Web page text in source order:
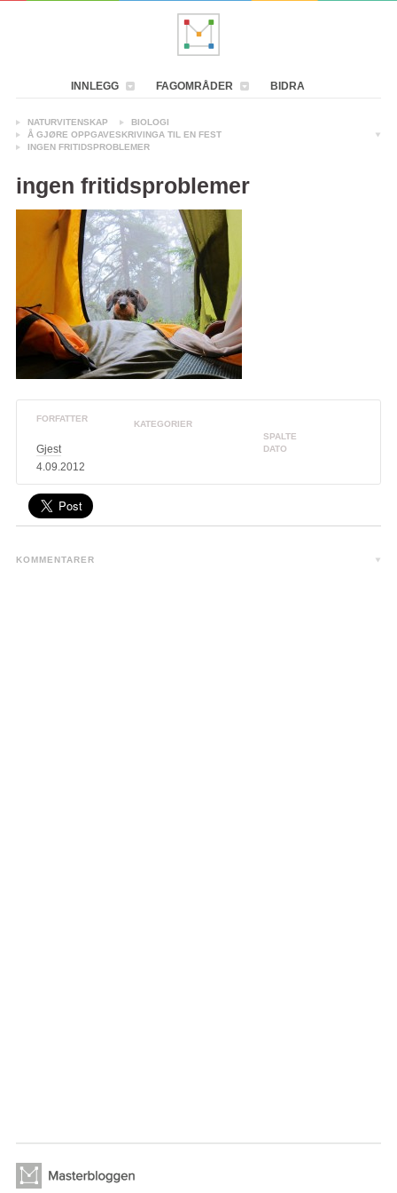
INNLEGG FAGOMRÅDER BIDRA
NATURVITENSKAP
BIOLOGI
Å GJØRE OPPGAVESKRIVINGA TIL EN FEST
INGEN FRITIDSPROBLEMER
ingen fritidsproblemer
FORFATTER
KATEGORIER
SPALTE
Gjest DATO
4.09.2012
KOMMENTARER